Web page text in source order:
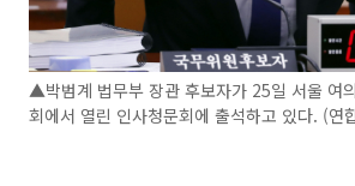
▲박범계 법무부 장관 후보자가 25일 서울 여
회에서 열린 인사청문회에 출석하고 있다. (연